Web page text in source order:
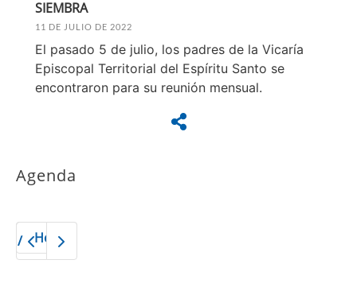
SIEMBRA
11 DE JULIO DE 2022
El pasado 5 de julio, los padres de la Vicaría
Episcopal Territorial del Espíritu Santo se
encontraron para su reunión mensual.
Agenda
Hoy2026